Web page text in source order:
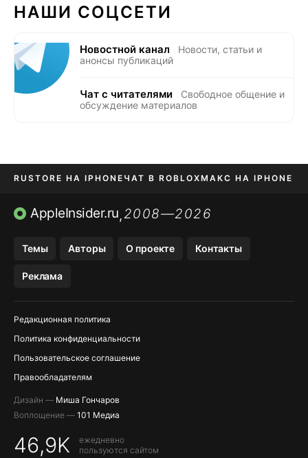
НАШИ СОЦСЕТИ
Новостной канал
Новости, статьи и
анонсы публикаций
Чат с читателями
Свободное общение и
обсуждение материалов
RUSTORE НА IPHONE ЧАТ В ROBLOXМАКС НА IPHONE
AVITO НА IPHONEВТБ ОНЛАЙН TIKTOK НА IPHONE
AppleInsider.ru,2008—2026
Темы Авторы О проекте Контакты
Реклама
Редакционная политика
Политика конфиденциальности
Пользовательское соглашение
Правообладателям
Дизайн — Миша Гончаров
Воплощение — 101 Медиа
46,9K
ежедневно
пользуются сайтом